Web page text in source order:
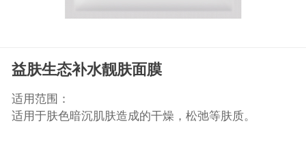
益肤生态补水靓肤面膜
适用范围：
适用于肤色暗沉肌肤造成的干燥，松弛等肤质。